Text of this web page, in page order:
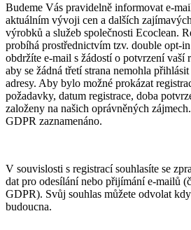
Budeme Vás pravidelně informovat e-
aktuálním vývoji cen a dalších
výrobků a služeb společnosti Ecoclean.
probíhá prostřednictvím tzv. double opt-
obdržíte e-mail s žádostí o potvrzení vaší
aby se žádná třetí strana nemohla
adresy. Aby bylo možné prokázat
požadavky, datum registrace, doba
založeny na našich oprávněných
GDPR zaznamenáno.
V souvislosti s registrací souhlasíte se
dat pro odesílání nebo přijímání e-mailů
GDPR). Svůj souhlas můžete odvolat
budoucna.